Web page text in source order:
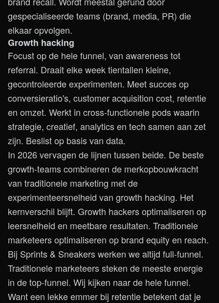
gespecialiseerde teams (brand, media, PR) die
elkaar opvolgen.
Growth hacking
Focust op de hele funnel, van awareness tot
referral. Draait elke week tientallen kleine,
gecontroleerde experimenten. Meet succes op
conversieratio's, customer acquisition cost, retentie
en omzet. Werkt in cross-functionele pods waarin
strategie, creatief, analytics en tech samen aan zet
zijn. Beslist op basis van data.
In 2026 vervagen de lijnen tussen beide. De beste
growth-teams combineren de merkopbouwkracht
van traditionele marketing met de
experimenteersnelheid van growth hacking. Het
kernverschil blijft. Growth hackers optimaliseren op
leersnelheid en meetbare resultaten. Traditionele
marketeers optimaliseren op brand equity en reach.
Bij Sprints & Sneakers werken we altijd full-funnel.
Traditionele marketeers steken de meeste energie
in de top-funnel. Wij kijken naar de hele funnel.
Want een lekke emmer bij retentie betekent dat je